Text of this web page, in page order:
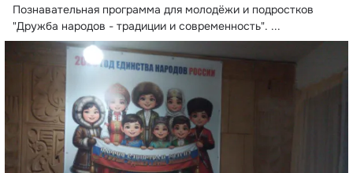
Познавательная программа для молодёжи и подростков
"Дружба народов - традиции и современность". ...